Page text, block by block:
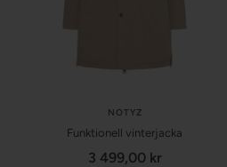
NOTYZ
Funktionell vinterjacka
Försäljningspris
3 499,00 kr